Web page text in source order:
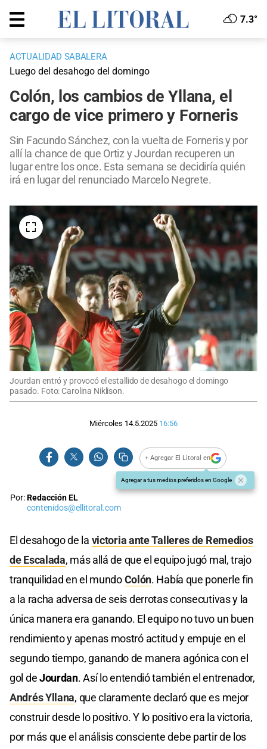
7.3°
ACTUALIDAD SABALERA
Luego del desahogo del domingo
Colón, los cambios de Yllana, el
cargo de vice primero y Forneris
Sin Facundo Sánchez, con la vuelta de Forneris y por
allí la chance de que Ortiz y Jourdan recuperen un
lugar entre los once. Esta semana se decidiría quién
irá en lugar del renunciado Marcelo Negrete.
Jourdan entró y provocó el estallido de desahogo el domingo
pasado. Foto: Carolina Niklison.
Miércoles 14.5.2025 16:56
+ Agregar El Litoral en
Agregar a tus medios preferidos en Google
Por:Redacción EL
contenidos@ellitoral.com
El desahogo de la victoria ante Talleres de Remedios
de Escalada, más allá de que el equipo jugó mal, trajo
tranquilidad en el mundoColón. Había que ponerle fin
a la racha adversa de seis derrotas consecutivas y la
única manera era ganando. El equipo no tuvo un buen
rendimiento y apenas mostró actitud y empuje en el
segundo tiempo, ganando de manera agónica con el
gol deJourdan. Así lo entendió también el entrenador,
Andrés Yllana, que claramente declaró que es mejor
construir desde lo positivo. Y lo positivo era la victoria,
por más que el análisis consciente debe partir de los